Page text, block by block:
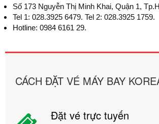
Số 173 Nguyễn Thị Minh Khai, Quận 1,
Tel 1: 028.3925 6479. Tel 2: 028.3925 1759.
Hotline: 0984 6161 29.
CÁCH ĐẶT VÉ MÁY BAY
Đặt vé trực tuyến